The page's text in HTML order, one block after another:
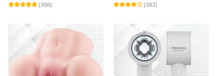
(386)
(382)